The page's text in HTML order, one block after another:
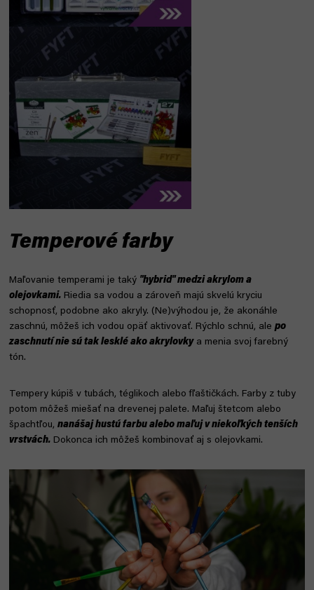
Temperové farby
Maľovanie temperami je taký "hybrid" medzi akrylom a
olejovkami. Riedia sa vodou a zároveň majú skvelú kryciu
schopnosť, podobne ako akryly. (Ne)výhodou je, že akonáhle
zaschnú, môžeš ich vodou opäť aktivovať. Rýchlo schnú, ale po
zaschnutí nie sú tak lesklé ako akrylovkya menia svoj farebný
tón.
Tempery kúpiš v tubách, téglikoch alebo fľaštičkách. Farby z tuby
potom môžeš miešať na drevenej palete. Maľuj štetcom alebo
špachtľou, nanášaj hustú farbu alebo maľuj v niekoľkých tenších
vrstvách. Dokonca ich môžeš kombinovať aj s olejovkami.